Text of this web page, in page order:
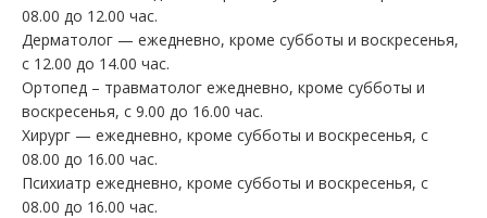
08.00 до 12.00 час.
Дерматолог — ежедневно, кроме субботы и воскресенья,
с 12.00 до 14.00 час.
Ортопед – травматолог ежедневно, кроме субботы и
воскресенья, с 9.00 до 16.00 час.
Хирург — ежедневно, кроме субботы и воскресенья, с
08.00 до 16.00 час.
Психиатр ежедневно, кроме субботы и воскресенья, с
08.00 до 16.00 час.